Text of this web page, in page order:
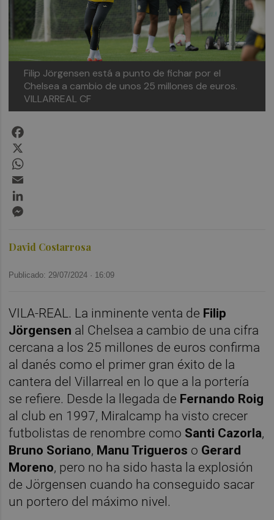
Filip Jörgensen está a punto de fichar por el
Chelsea a cambio de unos 25 millones de euros.
VILLARREAL CF
David Costarrosa
Publicado: 29/07/2024 · 16:09
VILA-REAL. La inminente venta de Filip
Jörgensen al Chelsea a cambio de una cifra
cercana a los 25 millones de euros confirma
al danés como el primer gran éxito de la
cantera del Villarreal en lo que a la portería
se refiere. Desde la llegada de Fernando Roig
al club en 1997, Miralcamp ha visto crecer
futbolistas de renombre como Santi Cazorla,
Bruno Soriano, Manu Trigueros o Gerard
Moreno, pero no ha sido hasta la explosión
de Jörgensen cuando ha conseguido sacar
un portero del máximo nivel.